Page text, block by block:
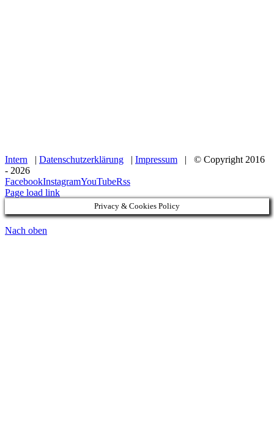
Intern | Datenschutzerklärung | Impressum | © Copyright 2016
- 2026
FacebookInstagramYouTubeRss
Page load link
Privacy & Cookies Policy
Nach oben